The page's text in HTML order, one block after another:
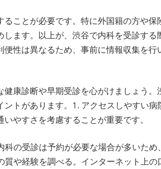
ことが必要です。特に外国籍の方や保
ます。以上が、渋谷で内科を受診する
性は異なるため、事前に情報収集を行
康診断や早期受診を心がけましょう。
トがあります。1. アクセスしやすい病
やすさを考慮することが重要です。
の受診は予約が必要な場合が多いため
や経験を調べる。インターネット上の